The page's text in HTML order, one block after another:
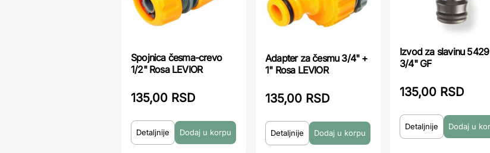
Spojnica česma-crevo
1/2" Rosa LEVIOR
135,00 RSD
Detaljnije
Adapter za česmu 3/4" +
1" Rosa LEVIOR
135,00 RSD
Detaljnije
Izvod za slavinu 5429
3/4" GF
135,00 RSD
Detaljnije